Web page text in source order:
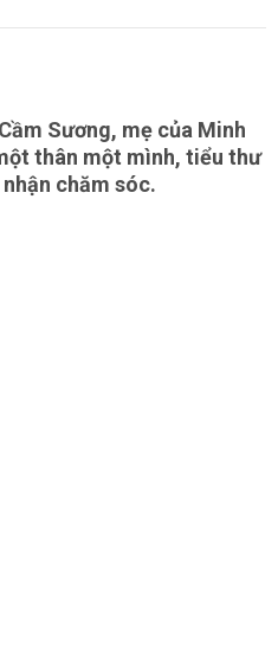
Sương, mẹ của Minh
thân một mình, tiểu thư
chăm sóc.